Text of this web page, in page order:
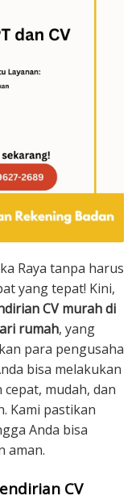
Raya tanpa harus
yang tepat! Kini,
CV murah di
rumah, yang
para pengusaha
bisa melakukan
mudah, dan
Kami pastikan
Anda bisa
aman.
CV